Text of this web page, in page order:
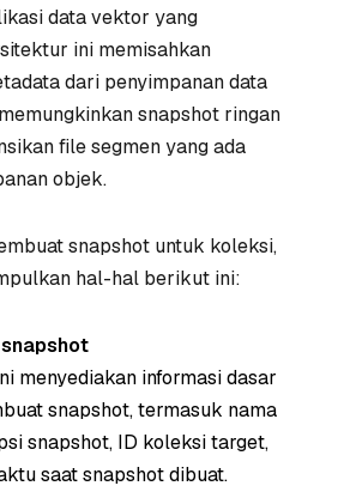
data vektor yang
ini memisahkan
dari penyimpanan data
snapshot ringan
file segmen yang ada
objek.
snapshot untuk koleksi,
hal-hal berikut ini:
menyediakan informasi dasar
snapshot, termasuk nama
snapshot, ID koleksi target,
saat snapshot dibuat.